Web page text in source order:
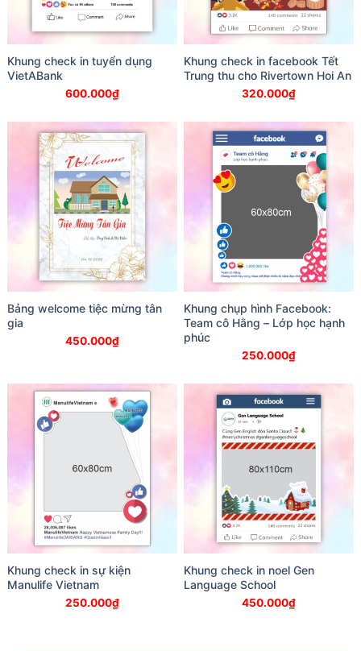
Khung check in tuyển dụng
VietABank
600.000₫
Khung check in facebook Tết
Trung thu cho Rivertown Hoi An
320.000₫
Bảng welcome tiệc mừng tân
gia
450.000₫
Khung chụp hình Facebook:
Team cô Hằng – Lớp học hạnh
phúc
250.000₫
Khung check in sự kiện
Manulife Vietnam
250.000₫
Khung check in noel Gen
Language School
450.000₫